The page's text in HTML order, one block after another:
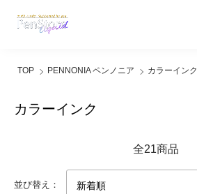
TOP PENNONIA ペンノニア カラーインク
カラーインク
全21商品
並び替え：